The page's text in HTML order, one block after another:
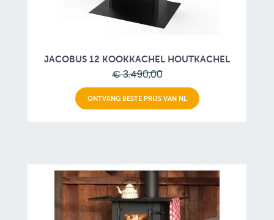
JACOBUS 12 KOOKKACHEL HOUTKACHEL
€ 3.490,00
ONTVANG BESTE PRIJS VAN NL